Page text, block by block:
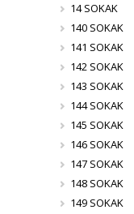
14 SOKAK
140 SOKAK
141 SOKAK
142 SOKAK
143 SOKAK
144 SOKAK
145 SOKAK
146 SOKAK
147 SOKAK
148 SOKAK
149 SOKAK